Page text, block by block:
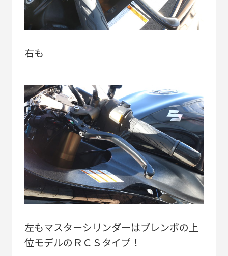
右も
左もマスターシリンダーはブレンボの上
位モデルのＲＣＳタイプ！